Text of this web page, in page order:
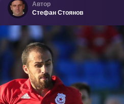
Стефан Стоянов